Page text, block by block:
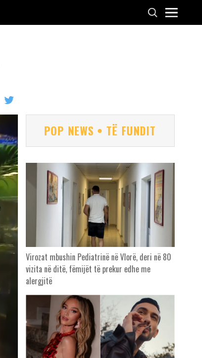
POP NEWS • TË FUNDIT
Virozat mbushin Pediatrinë në Vlorë, deri në 80
vizita në ditë, fëmijët të prekur edhe me
alergjitë